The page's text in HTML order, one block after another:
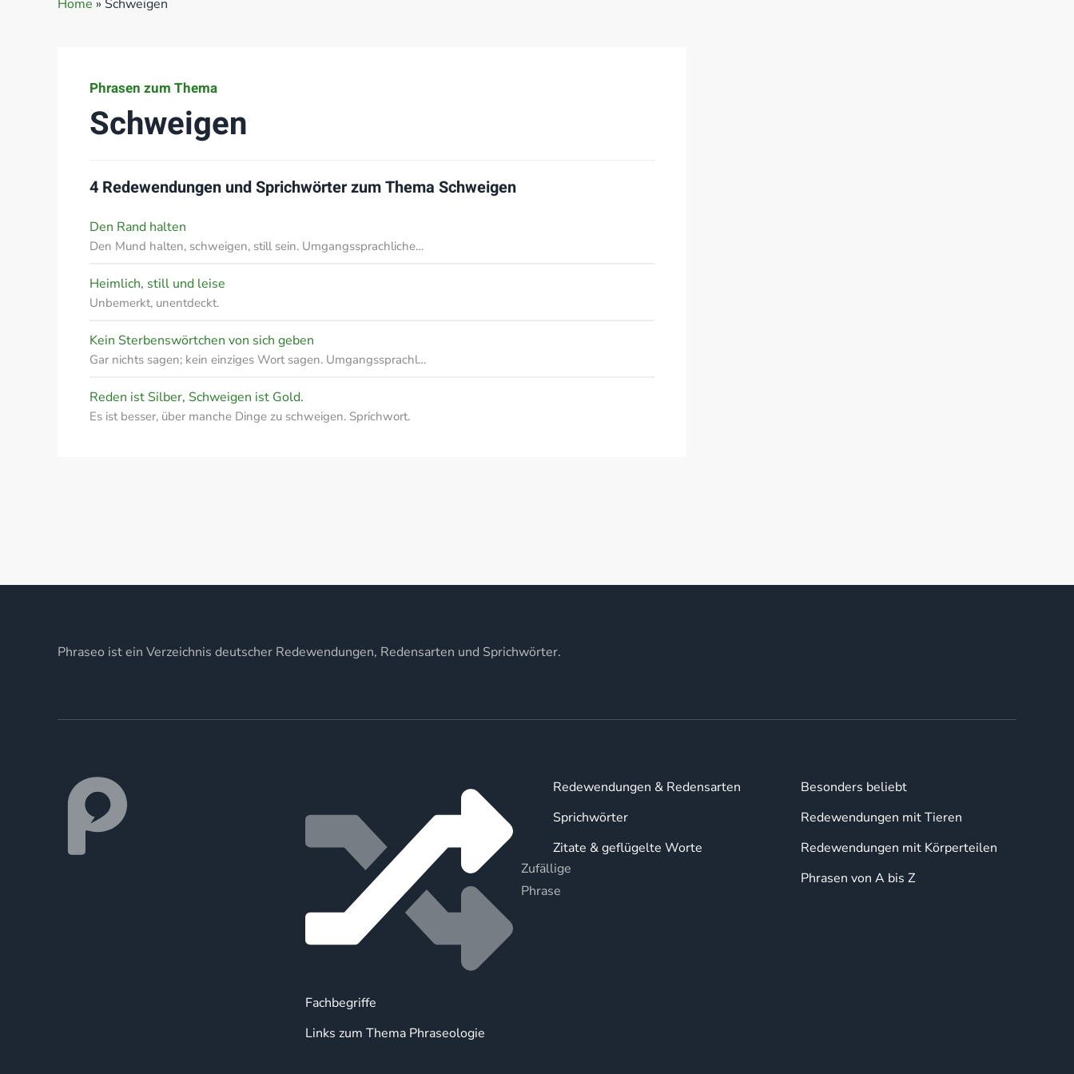
Home » Schweigen
Phrasen zum Thema
Schweigen
4 Redewendungen und Sprichwörter zum Thema Schweigen
Den Rand halten
Den Mund halten, schweigen, still sein. Umgangssprachliche…
Heimlich, still und leise
Unbemerkt, unentdeckt.
Kein Sterbenswörtchen von sich geben
Gar nichts sagen; kein einziges Wort sagen. Umgangssprachl…
Reden ist Silber, Schweigen ist Gold.
Es ist besser, über manche Dinge zu schweigen. Sprichwort.
Phraseo ist ein Verzeichnis deutscher Redewendungen, Redensarten und Sprichwörter.
Zufällige
Phrase
Fachbegriffe
Links zum Thema Phraseologie
Redewendungen & Redensarten
Sprichwörter
Zitate & geflügelte Worte
Besonders beliebt
Redewendungen mit Tieren
Redewendungen mit Körperteilen
Phrasen von A bis Z